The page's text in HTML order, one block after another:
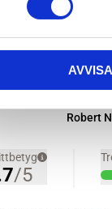
AVVISA